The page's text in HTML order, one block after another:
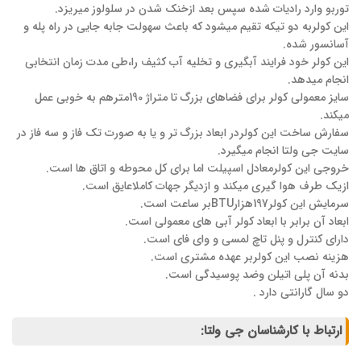
توربو وارد رادیات شده سپس بعد ازخنک شدن در سلولوز میریزد.
این کولربه دو تیکه تقیم میشود که باعث سهولت جابه جایی در راه پله و
آسانسور شده.
این کولر خود فرایند آبگیری و تخلیه آب کثیف را،طی مدت زمان انتخابی
انجام میدهد.
سایز معمولی کولر برای فضاهای بزرگ تا متراژ 190مترهم به خوبی عمل
میکند.
سفارش ساخت این کولردر ابعاد بزرگ تر و یا به صورت تک فاز و سه فاز در
سایت جی ولتا انجام میگیرد.
خروجی این کولرمعادل اسپیلت اما برای کل محوطه و اتاق ها است.
ازیک طرف هوا گیری میکند و ازدیگر جهات کاملاعایق است.
سرمایش این کولر197هزارBTUبر ساعت است.
ابعاد آن برابر با ابعاد کولر آبی های معمولی است.
دارای کنترل و پنل تاچ لمسی و وای فای است.
هزینه نصب این کولربر عهده مشتری است.
بدنه آن پلی اتیلن وضد پوسیدگی است.
دو سال گارانتی دارد .
ارتباط با کارشناسان جی ولتا: